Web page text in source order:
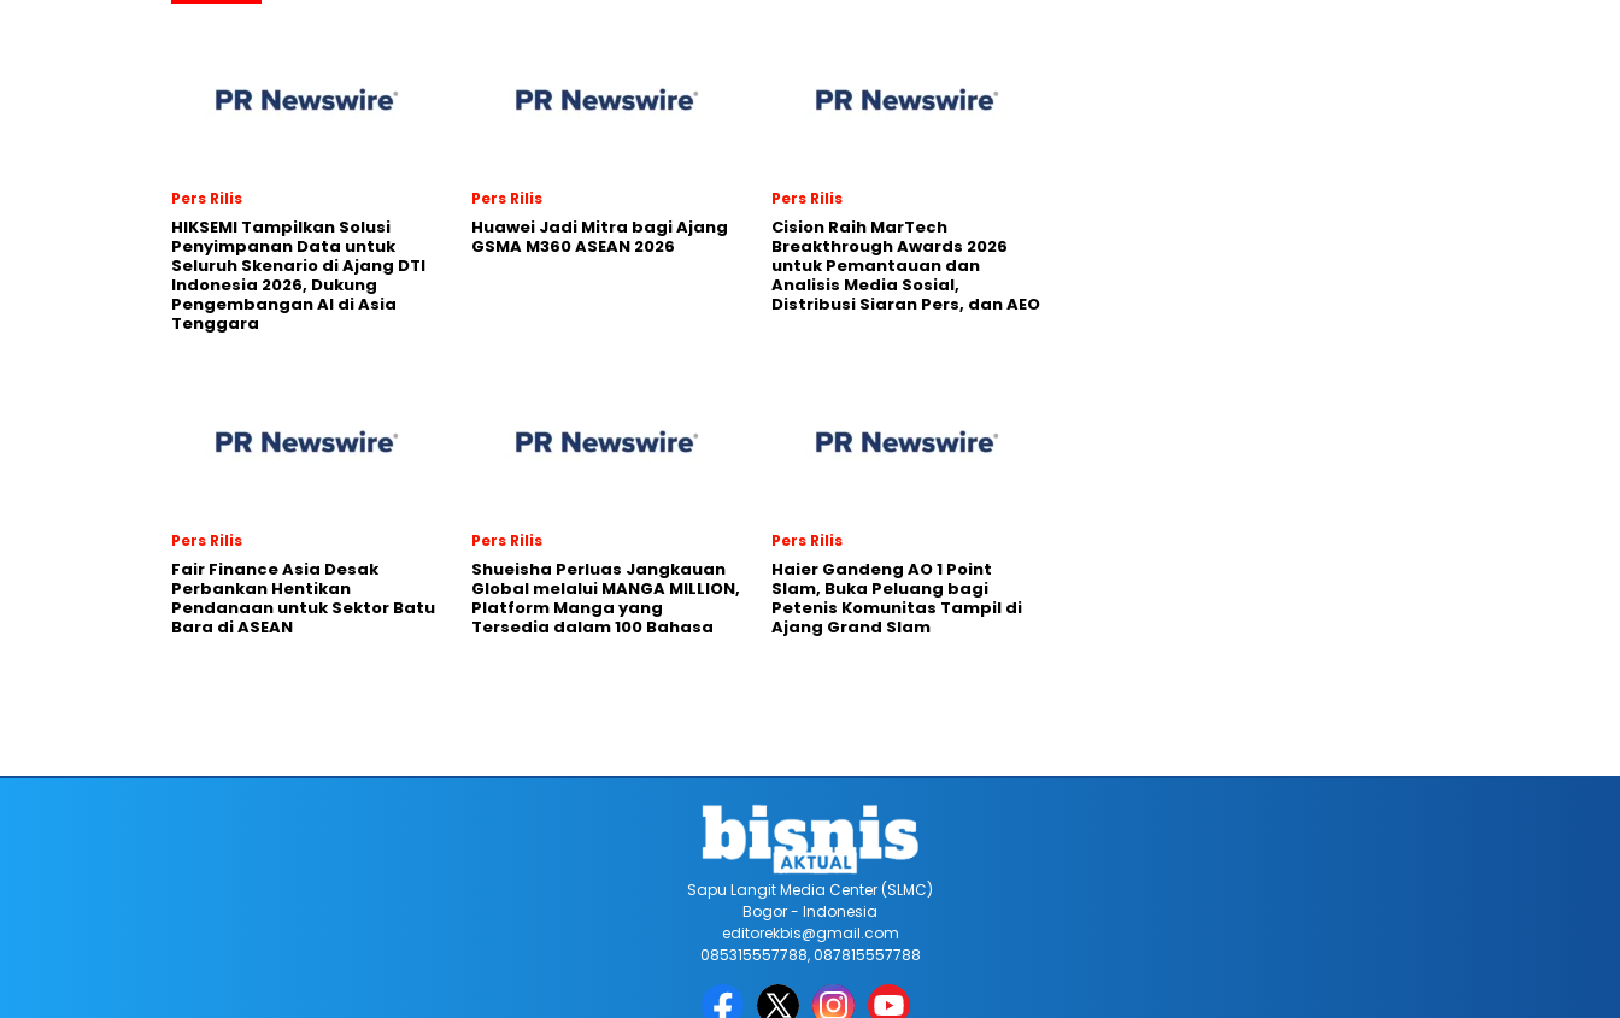
Pers Rilis
HIKSEMI Tampilkan Solusi
Penyimpanan Data untuk
Seluruh Skenario di Ajang DTI
Indonesia 2026, Dukung
Pengembangan AI di Asia
Tenggara
Pers Rilis
Huawei Jadi Mitra bagi Ajang
GSMA M360 ASEAN 2026
Pers Rilis
Cision Raih MarTech
Breakthrough Awards 2026
untuk Pemantauan dan
Analisis Media Sosial,
Distribusi Siaran Pers, dan AEO
Pers Rilis
Fair Finance Asia Desak
Perbankan Hentikan
Pendanaan untuk Sektor Batu
Bara di ASEAN
Pers Rilis
Shueisha Perluas Jangkauan
Global melalui MANGA MILLION,
Platform Manga yang
Tersedia dalam 100 Bahasa
Pers Rilis
Haier Gandeng AO 1 Point
Slam, Buka Peluang bagi
Petenis Komunitas Tampil di
Ajang Grand Slam
Sapu Langit Media Center (SLMC)
Bogor - Indonesia
editorekbis@gmail.com
085315557788, 087815557788